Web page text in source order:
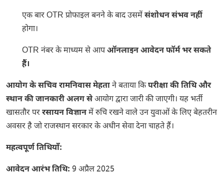
एक बार OTR प्रोफाइल बनने के बाद उसमेंसंशोधन संभव नहीं
होगा।
OTR नंबर के माध्यम से आपऑनलाइन आवेदन फॉर्म भर सकते
हैं।
आयोग के सचिव रामनिवास मेहताने बताया किपरीक्षा की तिथि और
स्थान की जानकारी अलग सेआयोग द्वारा जारी की जाएगी। यह भर्ती
खासतौर पररसायन विज्ञानमें रुचि रखने वाले उन युवाओं के लिए बेहतरीन
अवसर है जो राजस्थान सरकार के अधीन सेवा देना चाहते हैं।
महत्वपूर्ण तिथियाँ:
आवेदन आरंभ तिथि: 9 अप्रैल 2025